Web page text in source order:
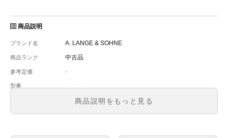
商品説明
ブランド名 A. LANGE & SOHNE
商品ランク 中古品
参考定価 -
型番
メンズ
文字盤 シルバー
商品説明をもっと見る